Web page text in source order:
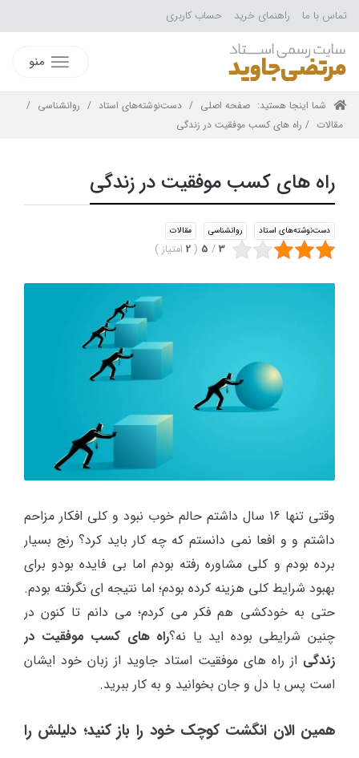
تماس با ما راهنمای خرید حساب کاربری
منو
شما اینجا هستید: صفحه اصلی / دست‌نوشته‌های استاد / روانشناسی /
مقالات / راه های کسب موفقیت در زندگی
راه های کسب موفقیت در زندگی
دست‌نوشته‌های استاد روانشناسی مقالات
3
/
5
(
2 امتیاز)
وقتی تنها 16 سال داشتم حالم خوب نبود و کلی افکار مزاحم
داشتم و و افعا نمی دانستم که چه کار باید کرد؟ رنج بسیار
برده بودم و کلی مشاوره رفته بودم اما بی فایده بودو برای
بهبود شرایط کلی هزینه کرده بودم؛ اما نتیجه ای نگرفته بودم.
حتی به خودکشی هم فکر می کردم؛ می دانم تا کنون در
چنین شرایطی بوده اید یا نه؟راه های کسب موفقیت در
زندگی از راه های موفقیت استاد جاوید از زبان خود ایشان
است پس با دل و جان بخوانید و به کار ببرید.
همین الان انگشت کوچک خود را باز کنید؛ دلیلش را